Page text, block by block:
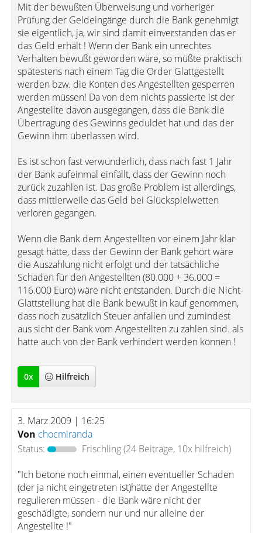
Mit der bewußten Überweisung und vorheriger
Prüfung der Geldeingänge durch die Bank genehmigt
sie eigentlich, ja, wir sind damit einverstanden das er
das Geld erhält ! Wenn der Bank ein unrechtes
Verhalten bewußt geworden wäre, so müßte praktisch
spätestens nach einem Tag die Order Glattgestellt
werden bzw. die Konten des Angestellten gesperren
werden müssen! Da von dem nichts passierte ist der
Angestellte davon ausgegangen, dass die Bank die
Übertragung des Gewinns geduldet hat und das der
Gewinn ihm überlassen wird.
Es ist schon fast verwunderlich, dass nach fast 1 Jahr
der Bank aufeinmal einfällt, dass der Gewinn noch
zurück zuzahlen ist. Das große Problem ist allerdings,
dass mittlerweile das Geld bei Glückspielwetten
verloren gegangen.
Wenn die Bank dem Angestellten vor einem Jahr klar
gesagt hätte, dass der Gewinn der Bank gehört wäre
die Auszahlung nicht erfolgt und der tatsächliche
Schaden für den Angestellten (80.000 + 36.000 =
116.000 Euro) wäre nicht entstanden. Durch die Nicht-
Glattstellung hat die Bank bewußt in kauf genommen,
dass noch zusätzlich Steuer anfallen und zumindest
aus sicht der Bank vom Angestellten zu zahlen sind. als
hätte auch von der Bank verhindert werden können !
0x Hilfreich
3. März 2009 | 16:25
Von chocmiranda
Status:
Frischling(24 Beiträge, 10x hilfreich)
"Ich betone noch einmal, einen eventueller Schaden
(der ja nicht eingetreten ist)hätte der Angestellte
regulieren müssen - die Bank wäre nicht der
geschädigte, sondern nur und nur alleine der
Angestellte !"